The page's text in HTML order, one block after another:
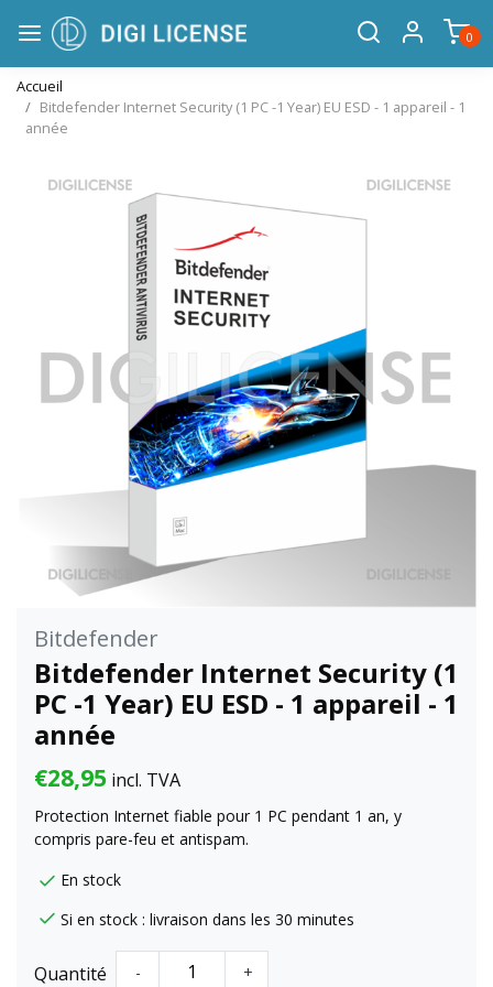
0
Accueil
Bitdefender Internet Security (1 PC -1 Year) EU ESD - 1 appareil - 1
année
Bitdefender
Bitdefender Internet Security (1
PC -1 Year) EU ESD - 1 appareil - 1
année
€28,95 incl. TVA
Protection Internet fiable pour 1 PC pendant 1 an, y
compris pare-feu et antispam.
En stock
Si en stock : livraison dans les 30 minutes
Quantité - +